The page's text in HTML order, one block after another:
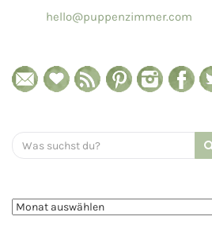
hello@puppenzimmer.com
Search
for: